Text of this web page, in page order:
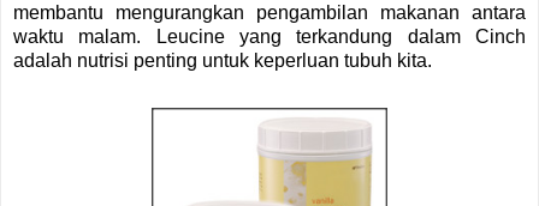
membantu mengurangkan pengambilan makanan antara
waktu malam. Leucine yang terkandung dalam Cinch
adalah nutrisi penting untuk keperluan tubuh kita.